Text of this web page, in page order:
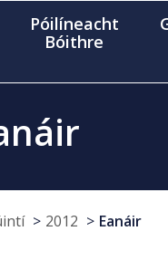
Póilíneacht
Bóithre
2012 Eanáir